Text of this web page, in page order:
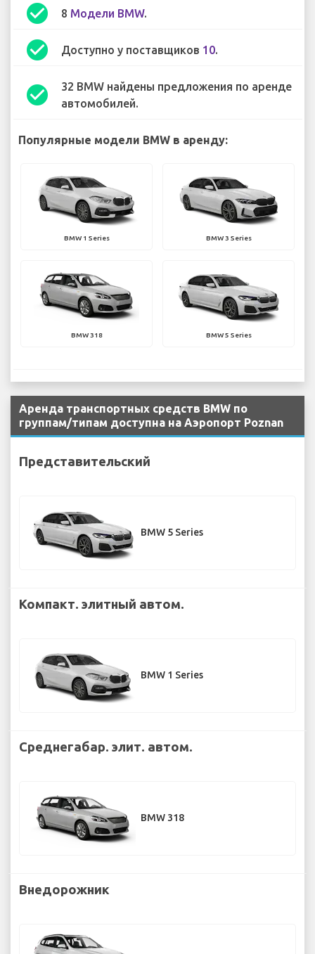
check_circle 8 Модели BMW.
check_circle Доступно у поставщиков 10.
check_circle
32 BMW найдены предложения по аренде
автомобилей.
Популярные модели BMW в аренду:
BMW 1 Series BMW 3 Series
BMW 318 BMW 5 Series
Аренда транспортных средств BMW по
группам/типам доступна на Аэропорт Poznan
Представительский
BMW 5 Series
Компакт. элитный автом.
BMW 1 Series
Среднегабар. элит. автом.
BMW 318
Внедорожник